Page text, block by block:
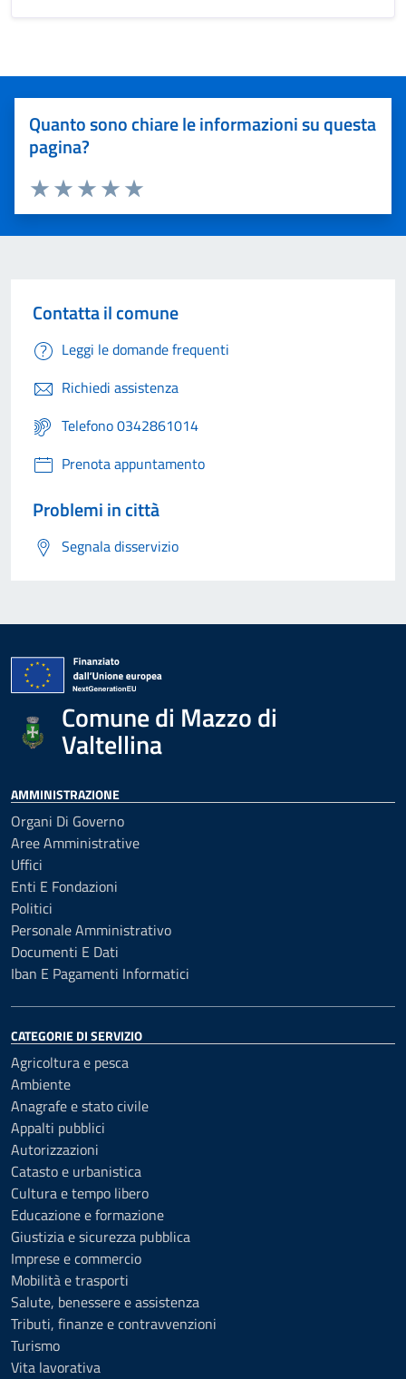
Quanto sono chiare le informazioni su questa
pagina?
Valuta 5 stelle su 5
Valuta 4 stelle su 5
Valuta 3 stelle su 5
Valuta 2 stelle su 5
Valuta 1 stelle su 5
Contatta il comune
Leggi le domande frequenti
Richiedi assistenza
Telefono 0342861014
Prenota appuntamento
Problemi in città
Segnala disservizio
Comune di Mazzo di
Valtellina
AMMINISTRAZIONE
Organi Di Governo
Aree Amministrative
Uffici
Enti E Fondazioni
Politici
Personale Amministrativo
Documenti E Dati
Iban E Pagamenti Informatici
CATEGORIE DI SERVIZIO
Agricoltura e pesca
Ambiente
Anagrafe e stato civile
Appalti pubblici
Autorizzazioni
Catasto e urbanistica
Cultura e tempo libero
Educazione e formazione
Giustizia e sicurezza pubblica
Imprese e commercio
Mobilità e trasporti
Salute, benessere e assistenza
Tributi, finanze e contravvenzioni
Turismo
Vita lavorativa